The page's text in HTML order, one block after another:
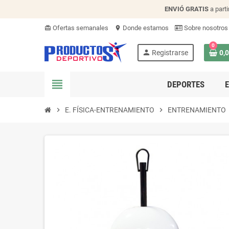
ENVIÓ GRATIS a
card_giftcard Ofertas semanales location_on Donde estamos Sobre nosotros
person Registrarse
0
view_headline DEPORTES
chevron_right E. FÍSICA-ENTRENAMIENTO chevron_right ENTRENAMIENTO